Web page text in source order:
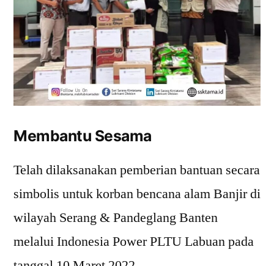
Membantu Sesama
Telah dilaksanakan pemberian bantuan secara
simbolis untuk korban bencana alam Banjir di
wilayah Serang & Pandeglang Banten
melalui Indonesia Power PLTU Labuan pada